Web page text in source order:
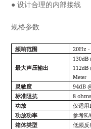
● 设计合理的内部接线
规格参数
频响范围 20Hz
最大声压输出
130dB
112dB
Meter
灵敏度
94dB
标准阻抗 8
功放
仅适用
功放功率 参考
箱体类型
低频反